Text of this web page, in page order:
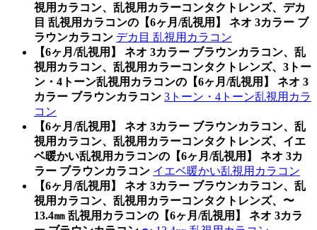
視用カラコン、乱視用カラーコンタクトレンズ、デカ
目 乱視用カラコンの【6ヶ月/乱視用】 ネオ 3カラー ブ
ラウンカラコン デカ目 乱視用カラコン
【6ヶ月/乱視用】 ネオ 3カラー ブラウンカラコン、乱
視用カラコン、乱視用カラーコンタクトレンズ、3トー
ン・4トーン乱視用カラコンの【6ヶ月/乱視用】 ネオ 3
カラー ブラウンカラコン 3トーン・4トーン乱視用カラ
コン
【6ヶ月/乱視用】 ネオ 3カラー ブラウンカラコン、乱
視用カラコン、乱視用カラーコンタクトレンズ、イエ
ベ暖かい乱視用カラコンの【6ヶ月/乱視用】 ネオ 3カ
ラー ブラウンカラコン イエベ暖かい乱視用カラコン
【6ヶ月/乱視用】 ネオ 3カラー ブラウンカラコン、乱
視用カラコン、乱視用カラーコンタクトレンズ、〜
13.4㎜ 乱視用カラコンの【6ヶ月/乱視用】 ネオ 3カラ